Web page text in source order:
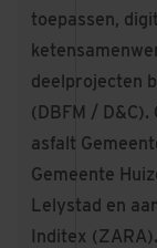
toepassen,
deelprojecten
(DBFM /
asfalt
Gemeente
Lelystad en
Inditex